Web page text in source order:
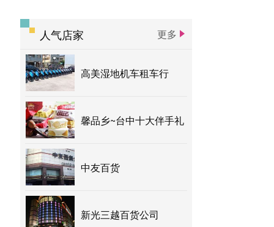
人气店家 更多
高美湿地机车租车行
馨品乡~台中十大伴手礼
中友百货
新光三越百货公司